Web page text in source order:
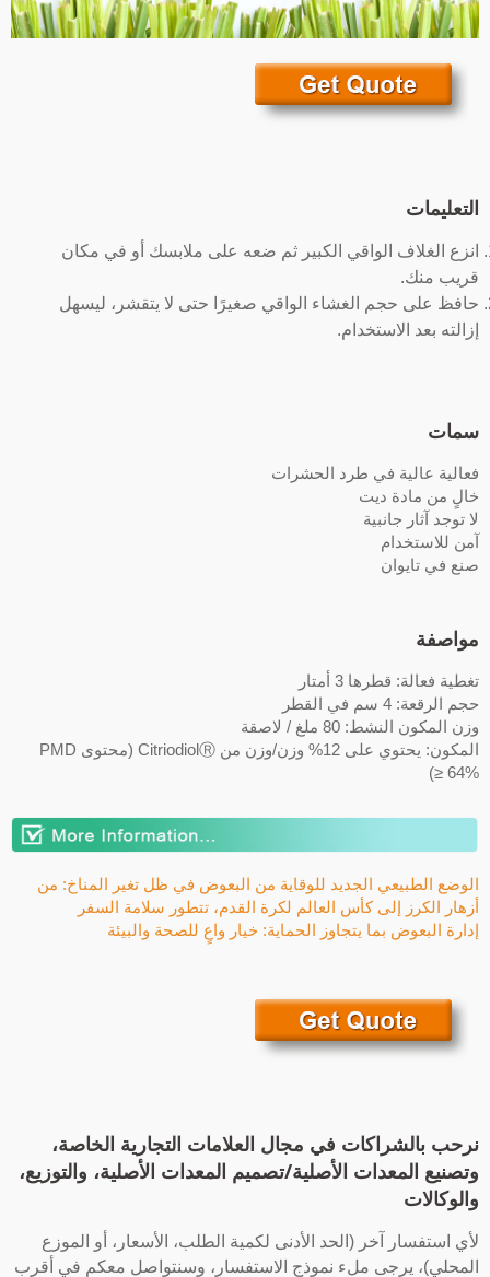
التعليمات
انزع الغلاف الواقي الكبير ثم ضعه على ملابسك أو في مكان
قريب منك.
حافظ على حجم الغشاء الواقي صغيرًا حتى لا يتقشر، ليسهل
إزالته بعد الاستخدام.
سمات
فعالية عالية في طرد الحشرات
خالٍ من مادة ديت
لا توجد آثار جانبية
آمن للاستخدام
صنع في تايوان
مواصفة
تغطية فعالة: قطرها 3 أمتار
حجم الرقعة: 4 سم في القطر
وزن المكون النشط: 80 ملغ / لاصقة
المكون: يحتوي على 12% وزن/وزن من CitriodiolⓇ (محتوى PMD
≥ 64%)
الوضع الطبيعي الجديد للوقاية من البعوض في ظل تغير المناخ: من
أزهار الكرز إلى كأس العالم لكرة القدم، تتطور سلامة السفر
إدارة البعوض بما يتجاوز الحماية: خيار واعٍ للصحة والبيئة
نرحب بالشراكات في مجال العلامات التجارية الخاصة،
وتصنيع المعدات الأصلية/تصميم المعدات الأصلية، والتوزيع،
والوكالات
لأي استفسار آخر (الحد الأدنى لكمية الطلب، الأسعار، أو الموزع
المحلي)، يرجى ملء نموذج الاستفسار، وسنتواصل معكم في أقرب